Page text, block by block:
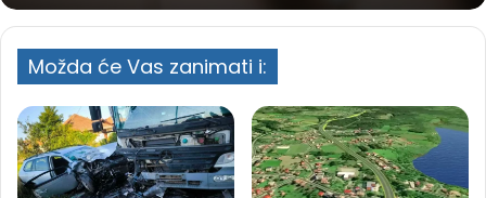
Možda će Vas zanimati i: